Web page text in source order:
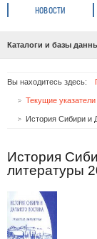
НОВОСТИ
Каталоги и базы
Вы находитесь здесь:
Текущие
История Сибири и
История
литературы